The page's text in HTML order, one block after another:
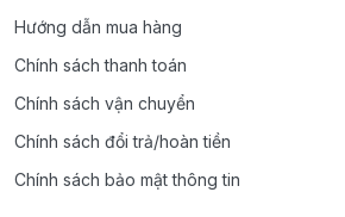
Hướng dẫn mua hàng
Chính sách thanh toán
Chính sách vận chuyển
Chính sách đổi trả/hoàn tiền
Chính sách bảo mật thông tin